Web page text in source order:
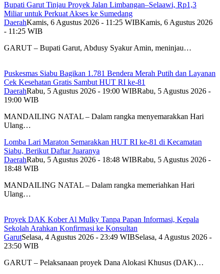
Bupati Garut Tinjau Proyek Jalan Limbangan–Selaawi, Rp1,3
Miliar untuk Perkuat Akses ke Sumedang
DaerahKamis, 6 Agustus 2026 - 11:25 WIBKamis, 6 Agustus 2026
- 11:25 WIB
GARUT – Bupati Garut, Abdusy Syakur Amin, meninjau…
Puskesmas Siabu Bagikan 1.781 Bendera Merah Putih dan Layanan
Cek Kesehatan Gratis Sambut HUT RI ke-81
DaerahRabu, 5 Agustus 2026 - 19:00 WIBRabu, 5 Agustus 2026 -
19:00 WIB
MANDAILING NATAL – Dalam rangka menyemarakkan Hari
Ulang…
Lomba Lari Maraton Semarakkan HUT RI ke-81 di Kecamatan
Siabu, Berikut Daftar Juaranya
DaerahRabu, 5 Agustus 2026 - 18:48 WIBRabu, 5 Agustus 2026 -
18:48 WIB
MANDAILING NATAL – Dalam rangka memeriahkan Hari
Ulang…
Proyek DAK Kober Al Mulky Tanpa Papan Informasi, Kepala
Sekolah Arahkan Konfirmasi ke Konsultan
GarutSelasa, 4 Agustus 2026 - 23:49 WIBSelasa, 4 Agustus 2026 -
23:50 WIB
GARUT – Pelaksanaan proyek Dana Alokasi Khusus (DAK)…